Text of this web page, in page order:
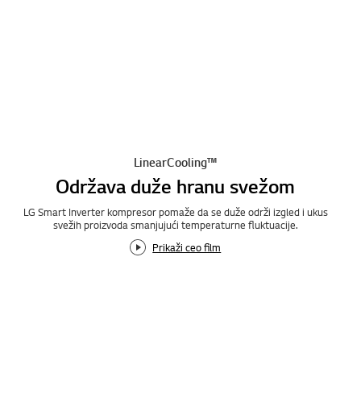
LinearCooling™
Održava duže hranu svežom
LG Smart Inverter kompresor pomaže da se duže održi izgled i ukus
svežih proizvoda smanjujući temperaturne fluktuacije.
Prikaži ceo film